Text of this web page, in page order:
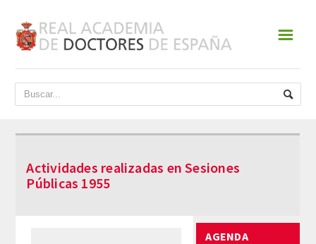
ACADEMIA
DATOS HISTÓRICOS
HISTORIA
☰
Actividades realizadas en Sesiones
Públicas 1955
AGENDA